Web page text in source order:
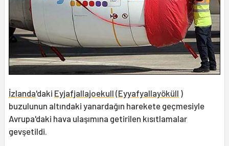
İzlanda'daki Eyjafjallajoekull (Eyyafyallayöküll )
buzulunun altındaki yanardağın harekete geçmesiyle
Avrupa'daki hava ulaşımına getirilen kısıtlamalar
gevşetildi.